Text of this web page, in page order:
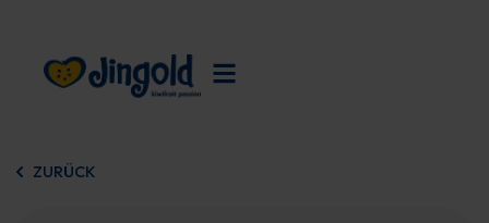
springen
ZURÜCK